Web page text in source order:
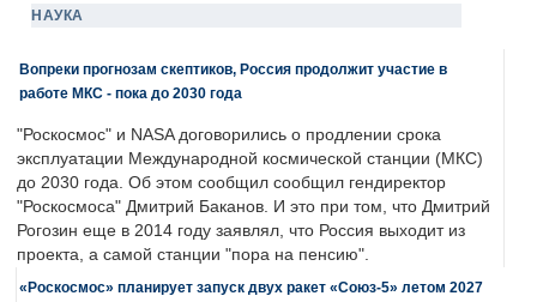
НАУКА
Вопреки прогнозам скептиков, Россия продолжит участие в
работе МКС - пока до 2030 года
"Роскосмос" и NASA договорились о продлении срока
эксплуатации Международной космической станции (МКС)
до 2030 года. Об этом сообщил сообщил гендиректор
"Роскосмоса" Дмитрий Баканов. И это при том, что Дмитрий
Рогозин еще в 2014 году заявлял, что Россия выходит из
проекта, а самой станции "пора на пенсию".
«Роскосмос» планирует запуск двух ракет «Союз-5» летом 2027